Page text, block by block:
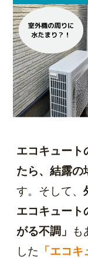
エコキュート
たら、結露の
す。そして、
エコキュート
がる不調」
も
した 「エコ